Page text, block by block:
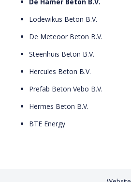
Lodewikus Beton B.V.
De Meteoor Beton B.V.
Steenhuis Beton B.V.
Hercules Beton B.V.
Prefab Beton Vebo B.V.
Hermes Beton B.V.
BTE Energy